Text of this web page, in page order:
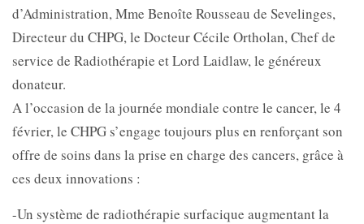
d’Administration, Mme Benoîte Rousseau de Sevelinges,
Directeur du CHPG, le Docteur Cécile Ortholan, Chef de
service de Radiothérapie et Lord Laidlaw, le généreux
donateur.
A l’occasion de la journée mondiale contre le cancer, le 4
février, le CHPG s’engage toujours plus en renforçant son
offre de soins dans la prise en charge des cancers, grâce à
ces deux innovations :
-Un système de radiothérapie surfacique augmentant la